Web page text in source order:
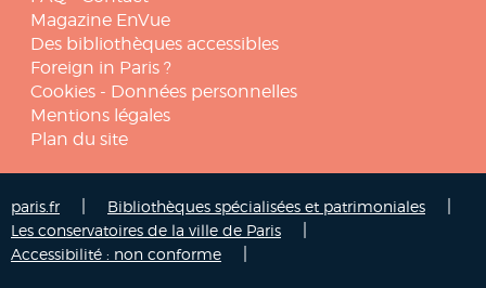
Magazine EnVue
Des bibliothèques accessibles
Foreign in Paris ?
Cookies - Données personnelles
Mentions légales
Plan du site
paris.fr Bibliothèques spécialisées et patrimoniales
Les conservatoires de la ville de Paris
Accessibilité : non conforme